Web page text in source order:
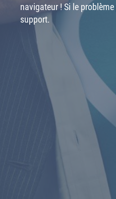
navigateur ! Si le
support.